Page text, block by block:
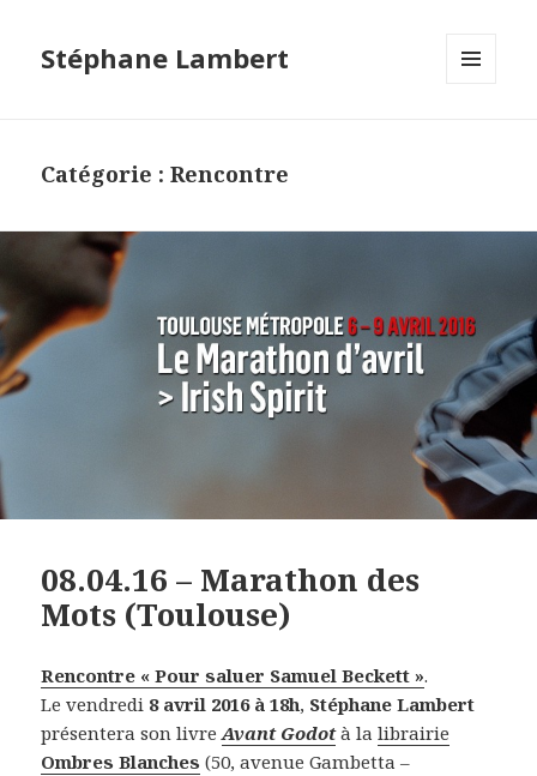
Stéphane Lambert
Catégorie :Rencontre
08.04.16 – Marathon des
Mots (Toulouse)
Rencontre « Pour saluer Samuel Beckett ».
Le vendredi 8 avril 2016 à 18h, Stéphane Lambert
présentera son livreAvant Godotà lalibrairie
Ombres Blanches (50, avenue Gambetta –